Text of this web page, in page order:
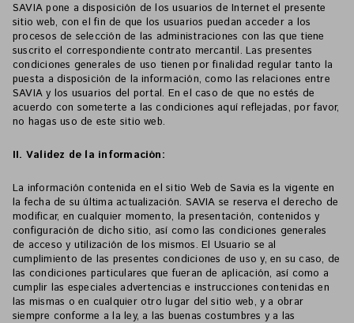
SAVIA pone a disposición de los usuarios de Internet el presente
sitio web, con el fin de que los usuarios puedan acceder a los
procesos de selección de las administraciones con las que tiene
suscrito el correspondiente contrato mercantil. Las presentes
condiciones generales de uso tienen por finalidad regular tanto la
puesta a disposición de la información, como las relaciones entre
SAVIA y los usuarios del portal. En el caso de que no estés de
acuerdo con someterte a las condiciones aquí reflejadas, por favor,
no hagas uso de este sitio web.
II. Validez de la información:
La información contenida en el sitio Web de Savia es la vigente en
la fecha de su última actualización. SAVIA se reserva el derecho de
modificar, en cualquier momento, la presentación, contenidos y
configuración de dicho sitio, así como las condiciones generales
de acceso y utilización de los mismos. El Usuario se al
cumplimiento de las presentes condiciones de uso y, en su caso, de
las condiciones particulares que fueran de aplicación, así como a
cumplir las especiales advertencias e instrucciones contenidas en
las mismas o en cualquier otro lugar del sitio web, y a obrar
siempre conforme a la ley, a las buenas costumbres y a las